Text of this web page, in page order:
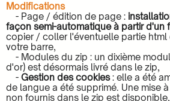
Modifications
- Page / édition de page :
façon semi-automatique à partir d'un
copier / coller l'éventuelle partie
votre barre,
- Modules du zip : un dixième
d'or) est désormais livré dans le zip,
- Gestion des cookies: elle a été
de langue a été supprimé. Une mise
non fournis dans le zip est